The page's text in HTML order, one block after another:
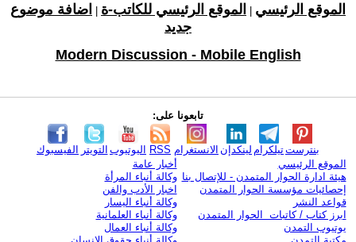
الموقع الرئيسي الموقع الرئيسي للكاتب-ة
اضافة موضوع
جديد
Modern Discussion - Mobile English
تابعونا على:
الفيسبوك التويتر اليوتيوب RSS الانستغرام لينكدإن تيلكرامبنترست
الموقع الرئيسي
هيئة ادارة الحوار المتمدن - للإتصال بنا
إحصائيات مؤسسة الحوار المتمدن
قواعد النشر
ابرز كتاب / كاتبات الحوار المتمدن
يوتيوب التمدن
أخبار عامة
وكالة أنباء المرأة
اخبار الأدب والفن
وكالة أنباء اليسار
وكالة أنباء العلمانية
وكالة أنباء العمال